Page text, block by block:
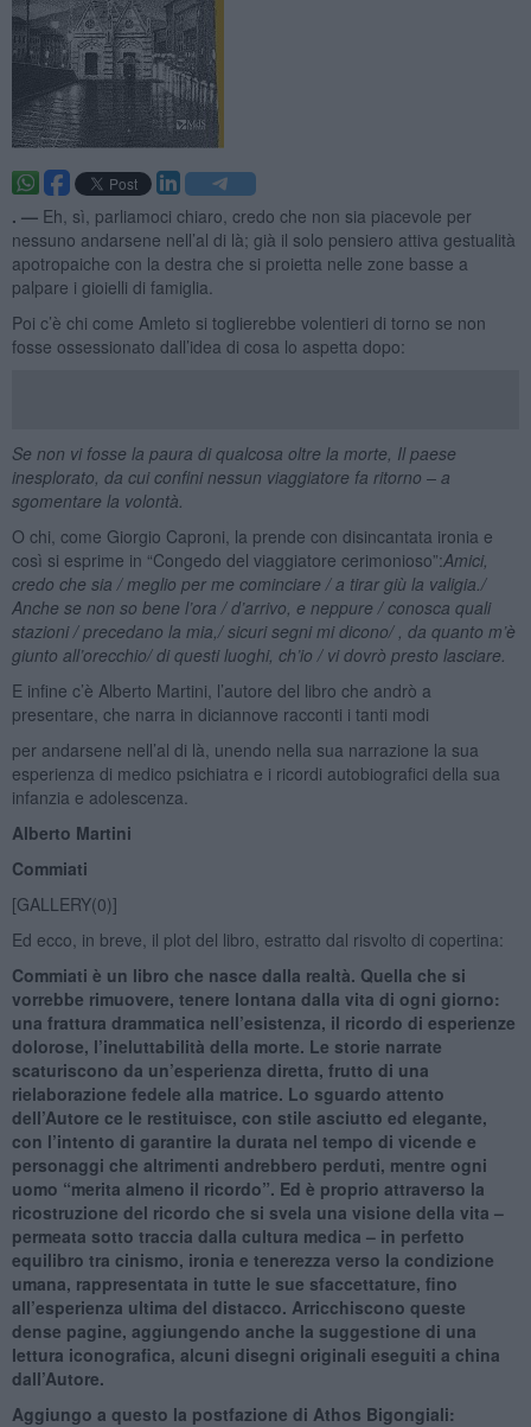
. — Eh, sì, parliamoci chiaro, credo che non sia piacevole per
nessuno andarsene nell’al di là; già il solo pensiero attiva gestualità
apotropaiche con la destra che si proietta nelle zone basse a
palpare i gioielli di famiglia.
Poi c’è chi come Amleto si toglierebbe volentieri di torno se non
fosse ossessionato dall’idea di cosa lo aspetta dopo:
Se non vi fosse la paura di qualcosa oltre la morte, Il paese
inesplorato, da cui confini nessun viaggiatore fa ritorno – a
sgomentare la volontà.
O chi, come Giorgio Caproni, la prende con disincantata ironia e
così si esprime in “Congedo del viaggiatore cerimonioso”:Amici,
credo che sia / meglio per me cominciare / a tirar giù la valigia./
Anche se non so bene l’ora / d’arrivo, e neppure / conosca quali
stazioni / precedano la mia,/ sicuri segni mi dicono/ , da quanto m’è
giunto all’orecchio/ di questi luoghi, ch’io / vi dovrò presto lasciare.
E infine c’è Alberto Martini, l’autore del libro che andrò a
presentare, che narra in diciannove racconti i tanti modi
per andarsene nell’al di là, unendo nella sua narrazione la sua
esperienza di medico psichiatra e i ricordi autobiografici della sua
infanzia e adolescenza.
Alberto Martini
Commiati
[GALLERY(0)]
Ed ecco, in breve, il plot del libro, estratto dal risvolto di copertina:
Commiati è un libro che nasce dalla realtà. Quella che si
vorrebbe rimuovere, tenere lontana dalla vita di ogni giorno:
una frattura drammatica nell’esistenza, il ricordo di esperienze
dolorose, l’ineluttabilità della morte. Le storie narrate
scaturiscono da un’esperienza diretta, frutto di una
rielaborazione fedele alla matrice. Lo sguardo attento
dell’Autore ce le restituisce, con stile asciutto ed elegante,
con l’intento di garantire la durata nel tempo di vicende e
personaggi che altrimenti andrebbero perduti, mentre ogni
uomo “merita almeno il ricordo”. Ed è proprio attraverso la
ricostruzione del ricordo che si svela una visione della vita –
permeata sotto traccia dalla cultura medica – in perfetto
equilibro tra cinismo, ironia e tenerezza verso la condizione
umana, rappresentata in tutte le sue sfaccettature, fino
all’esperienza ultima del distacco. Arricchiscono queste
dense pagine, aggiungendo anche la suggestione di una
lettura iconografica, alcuni disegni originali eseguiti a china
dall’Autore.
Aggiungo a questo la postfazione di Athos Bigongiali: